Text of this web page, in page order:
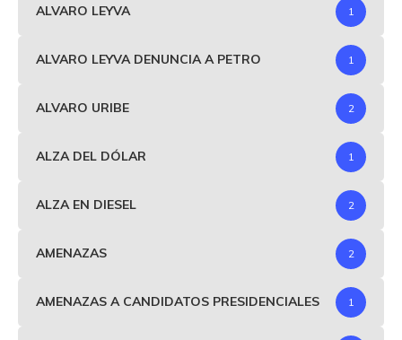
ALVARO LEYVA 1
ALVARO LEYVA DENUNCIA A PETRO 1
ALVARO URIBE 2
ALZA DEL DÓLAR 1
ALZA EN DIESEL 2
AMENAZAS 2
AMENAZAS A CANDIDATOS PRESIDENCIALES 1